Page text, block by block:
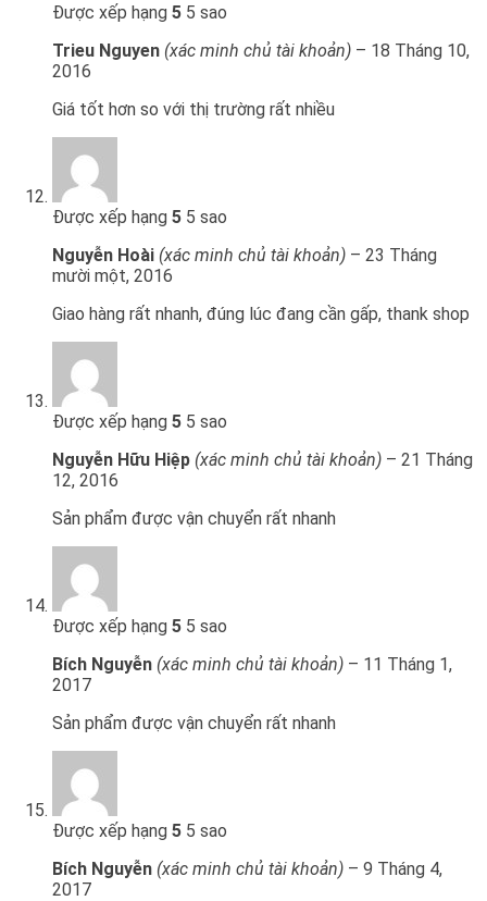
Được xếp hạng 5 5 sao
Trieu Nguyen (xác minh chủ tài khoản) – 18 Tháng 10,
2016
Giá tốt hơn so với thị trường rất nhiều
Được xếp hạng 5 5 sao
Nguyễn Hoài (xác minh chủ tài khoản) – 23 Tháng
mười một, 2016
Giao hàng rất nhanh, đúng lúc đang cần gấp, thank shop
Được xếp hạng 5 5 sao
Nguyễn Hữu Hiệp (xác minh chủ tài khoản) – 21 Tháng
12, 2016
Sản phẩm được vận chuyển rất nhanh
Được xếp hạng 5 5 sao
Bích Nguyễn (xác minh chủ tài khoản) – 11 Tháng 1,
2017
Sản phẩm được vận chuyển rất nhanh
Được xếp hạng 5 5 sao
Bích Nguyễn (xác minh chủ tài khoản) – 9 Tháng 4,
2017